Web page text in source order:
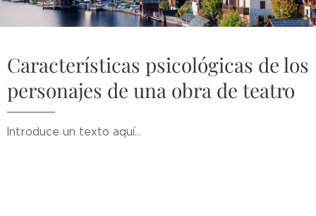
Características psicológicas de los
personajes de una obra de teatro
Introduce un texto aquí...